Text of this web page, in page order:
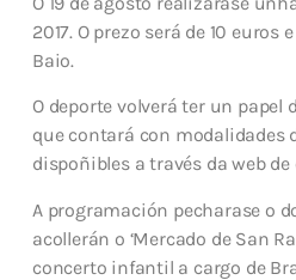
2017. O prezo será de 10
Baio.
O deporte volverá ter un papel
que contará con
dispoñibles a través da web
A programación pecharase o
acollerán o ‘Mercado de San
concerto infantil a cargo de